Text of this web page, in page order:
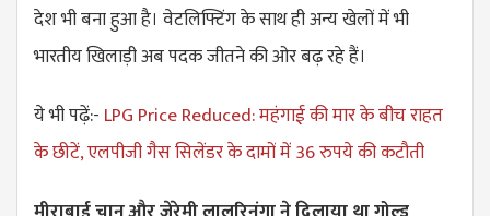
देश भी बना हुआ है। वेटलिफ्टिंग के साथ ही अन्य खेलों में भी
भारतीय खिलाड़ी अब पदक जीतने की ओर बढ़ रहे हैं।
ये भी पढ़ें:- LPG Price Reduced: महंगाई की मार के बीच राहत
के छीटें, एलपीजी गैस सिलेंडर के दामों में 36 रुपये की कटौती